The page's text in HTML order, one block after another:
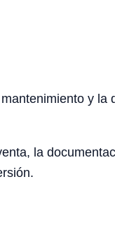
y la
la